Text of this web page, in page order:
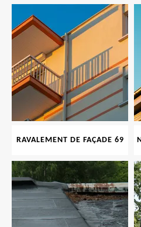
RAVALEMENT DE FAÇADE 69